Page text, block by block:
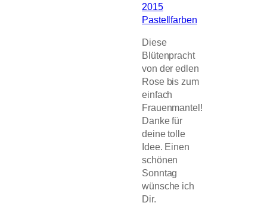
2015
Pastellfarben
Diese
Blütenpracht
von der edlen
Rose bis zum
einfach
Frauenmantel!
Danke für
deine tolle
Idee. Einen
schönen
Sonntag
wünsche ich
Dir.